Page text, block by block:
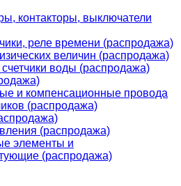
контакторы, выключатели
реле времени (распродажа)
величин (распродажа)
воды (распродажа)
и компенсационные провода
(распродажа)
(распродажа)
элементы и
(распродажа)